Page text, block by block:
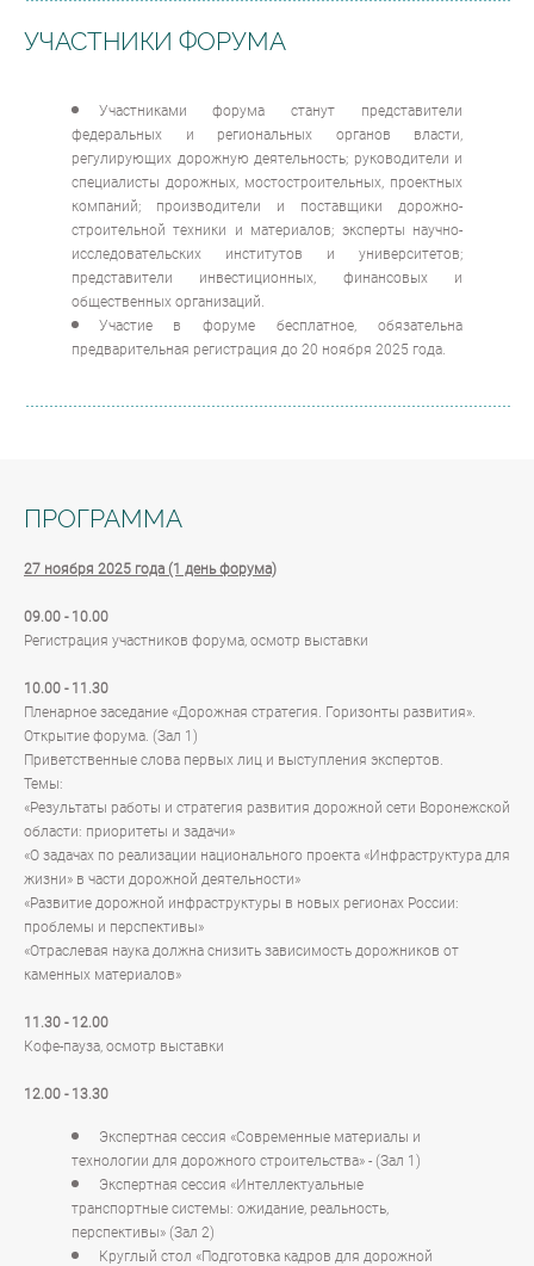
УЧАСТНИКИ ФОРУМА
Участниками форума станут представители
федеральных и региональных органов власти,
регулирующих дорожную деятельность; руководители и
специалисты дорожных, мостостроительных, проектных
компаний; производители и поставщики дорожно-
строительной техники и материалов; эксперты научно-
исследовательских институтов и университетов;
представители инвестиционных, финансовых и
общественных организаций.
Участие в форуме бесплатное, обязательна
предварительная регистрация до 20 ноября 2025 года.
ПРОГРАММА
27 ноября 2025 года (1 день форума)
09.00 - 10.00
Регистрация участников форума, осмотр выставки
10.00 - 11.30
Пленарное заседание «Дорожная стратегия. Горизонты развития».
Открытие форума. (Зал 1)
Приветственные слова первых лиц и выступления экспертов.
Темы:
«Результаты работы и стратегия развития дорожной сети Воронежской
области: приоритеты и задачи»
«О задачах по реализации национального проекта «Инфраструктура для
жизни» в части дорожной деятельности»
«Развитие дорожной инфраструктуры в новых регионах России:
проблемы и перспективы»
«Отраслевая наука должна снизить зависимость дорожников от
каменных материалов»
11.30 - 12.00
Кофе-пауза, осмотр выставки
12.00 - 13.30
Экспертная сессия «Современные материалы и
технологии для дорожного строительства» - (Зал 1)
Экспертная сессия «Интеллектуальные
транспортные системы: ожидание, реальность,
перспективы» (Зал 2)
Круглый стол «Подготовка кадров для дорожной